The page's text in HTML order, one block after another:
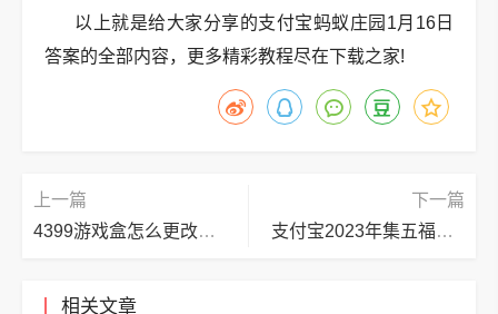
以上就是给大家分享的支付宝蚂蚁庄园1月16日
答案的全部内容，更多精彩教程尽在下载之家!
上一篇
4399游戏盒怎么更改头像?4399游戏盒更改头像教程
下一篇
支付宝2023年集五福玩法有哪些？支付宝2023年集五福玩法介绍
相关文章